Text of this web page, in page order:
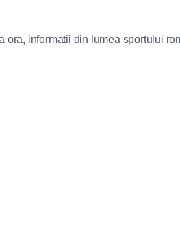
ora, informatii din lumea sportului